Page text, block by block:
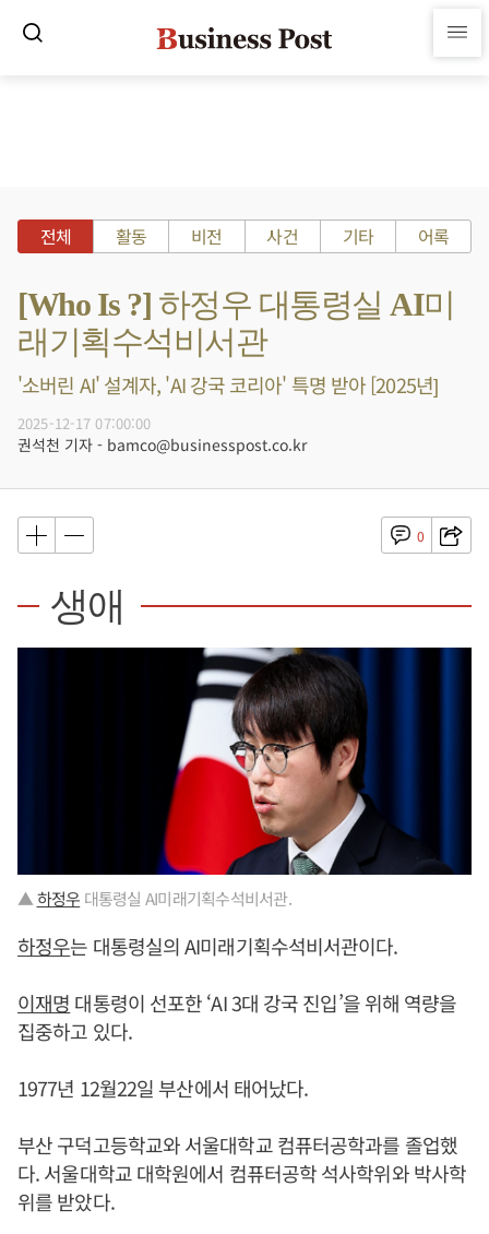
전체 활동 비전 사건 기타 어록
[Who Is ?] 하정우 대통령실 AI미
래기획수석비서관
'소버린 AI' 설계자, 'AI 강국 코리아' 특명 받아 [2025년]
2025-12-17 07:00:00
권석천 기자 - bamco@businesspost.co.kr
0
생애
▲하정우 대통령실 AI미래기획수석비서관.
하정우는 대통령실의 AI미래기획수석비서관이다.
이재명 대통령이 선포한 ‘AI 3대 강국 진입’을 위해 역량을
집중하고 있다.
1977년 12월22일 부산에서 태어났다.
부산 구덕고등학교와 서울대학교 컴퓨터공학과를 졸업했
다. 서울대학교 대학원에서 컴퓨터공학 석사학위와 박사학
위를 받았다.